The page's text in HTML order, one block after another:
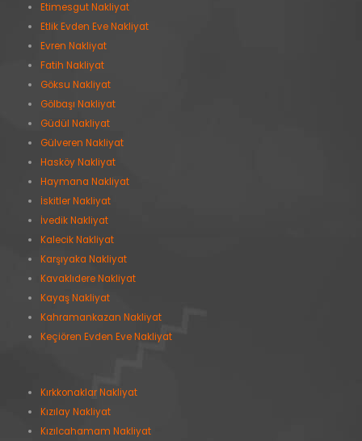
Etimesgut Nakliyat
Etlik Evden Eve Nakliyat
Evren Nakliyat
Fatih Nakliyat
Göksu Nakliyat
Gölbaşı Nakliyat
Güdül Nakliyat
Gülveren Nakliyat
Hasköy Nakliyat
Haymana Nakliyat
İskitler Nakliyat
İvedik Nakliyat
Kalecik Nakliyat
Karşıyaka Nakliyat
Kavaklıdere Nakliyat
Kayaş Nakliyat
Kahramankazan Nakliyat
Keçiören Evden Eve Nakliyat
Kırkkonaklar Nakliyat
Kızılay Nakliyat
Kızılcahamam Nakliyat